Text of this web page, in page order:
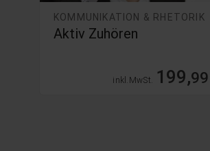
KOMMUNIKATION & RHETORIK
Aktiv Zuhören
inkl. MwSt. 199,99